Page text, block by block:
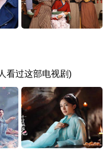
看过这部电视剧)